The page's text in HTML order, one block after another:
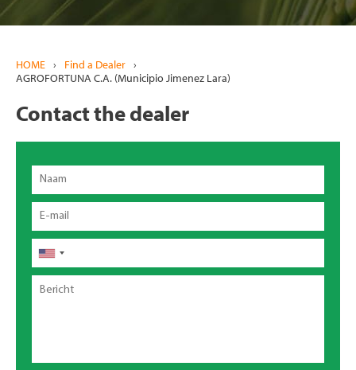
HOME › Find a Dealer ›
AGROFORTUNA C.A. (Municipio Jimenez Lara)
Contact the dealer
Naam
Email
Telefoon
Bericht